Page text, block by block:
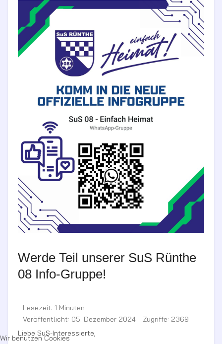
Werde Teil unserer SuS Rünthe
08 Info-Gruppe!
Lesezeit: 1 Minuten
Veröffentlicht: 05. Dezember 2024
Zugriffe: 2369
Liebe SuS-Interessierte,
Wir benutzen Cookies